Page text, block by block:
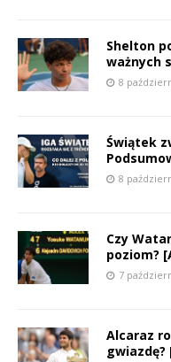
Shelton
ważnych
8
Świątek
8
Czy
poziom?
7
Alcaraz
gwiazdę?